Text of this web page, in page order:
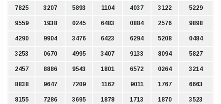
7825 3207 5893 1104 4037 3122 5229
9559 1938 0245 6483 0884 2576 9898
4290 9904 3476 6423 6294 5208 0484
3253 0670 4995 3407 9133 8094 5827
2457 8886 9543 1801 6572 0264 3214
8838 9647 7209 1162 9011 1767 6663
8155 7286 3695 1878 1713 1870 3523